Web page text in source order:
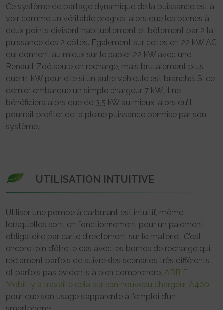
Ce système de partage dynamique de la puissance est à
voir comme un véritable progrès, alors que les bornes à
deux points divisent habituellement et bêtement par 2 la
puissance des 2 côtés. Egalement sur celles en 22 kW AC
qui donnent au mieux sur le papier 22 kW avec une
Renault Zoé seule en recharge, mais brutalement plus
que 11 kW pour elle si un autre véhicule est branché. Si ce
dernier embarque un simple chargeur 7 kW, il ne
bénéficiera alors que de 3,5 kW au mieux, alors qu’il
pourrait profiter de la pleine puissance permise par son
système.
UTILISATION INTUITIVE
Utiliser une pompe à carburant est intuitif, même
lorsqu’elles sont en fonctionnement pour un paiement
obligatoire par carte directement sur le matériel. C’est
encore loin d’être le cas avec les bornes de recharge qui
réclament parfois de suivre des scénarios très différents
et parfois pas évidents à bien comprendre. ABB E-
Mobility a travaillé cela sur son nouveau chargeur A400
pour que son usage s’apparente à l’emploi d’un